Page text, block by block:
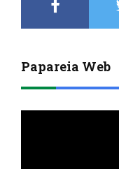
Papareia Web